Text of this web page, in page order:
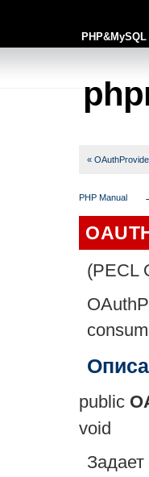
«
PHP Manual
(PECL
public
void